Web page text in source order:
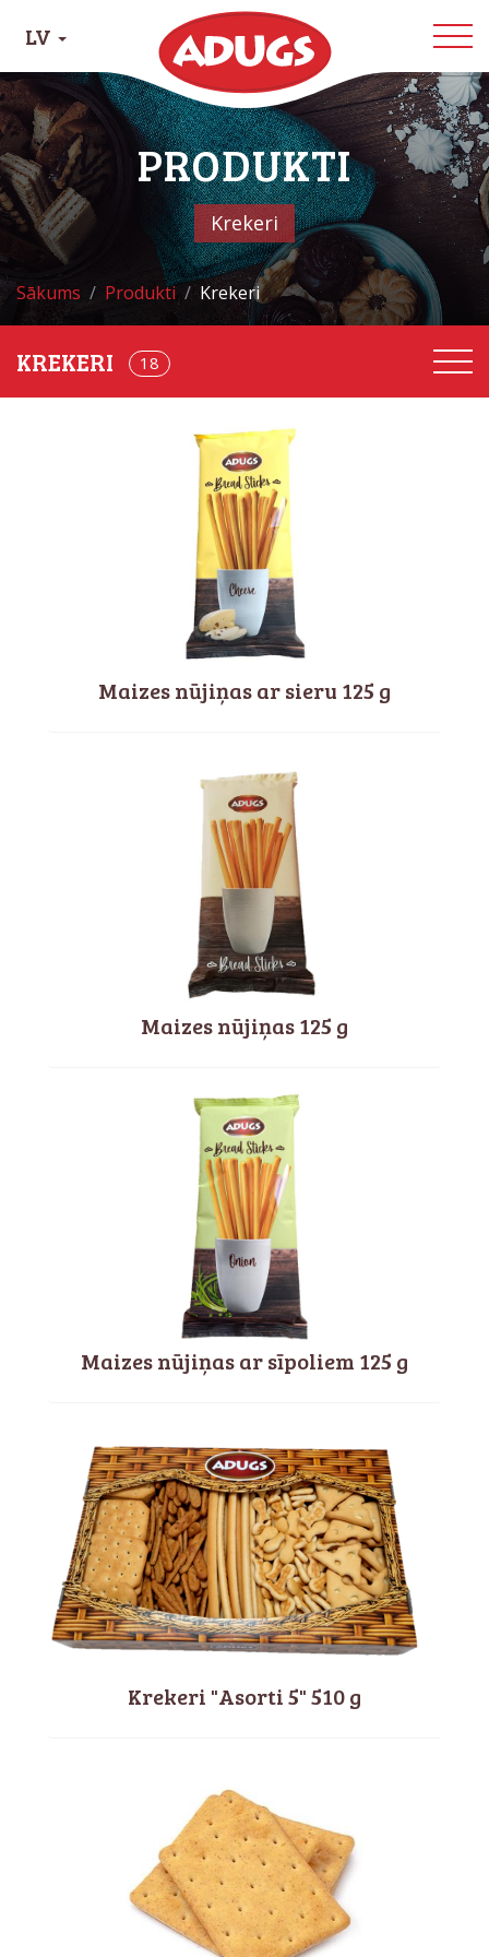
LV
PRODUKTI
Krekeri
Sākums Produkti Krekeri
18
Maizes nūjiņas ar sieru 125 g
Maizes nūjiņas 125 g
Maizes nūjiņas ar sīpoliem 125 g
Krekeri "Asorti 5" 510 g